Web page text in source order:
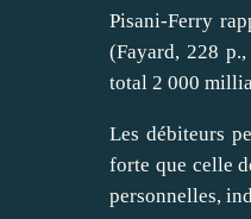
Pisani-Ferry
(Fayard, 228
total 2 000
Les débiteurs
forte que celle
personnelles,